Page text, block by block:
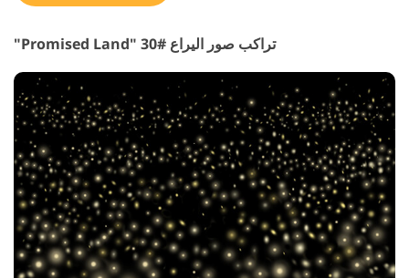
تراكب صور اليراع #30 "Promised Land"